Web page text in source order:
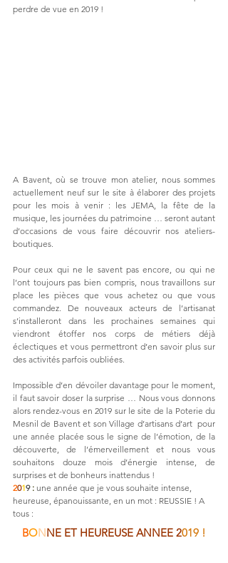
perdre de vue en 2019 !
A Bavent, où se trouve mon atelier, nous sommes
actuellement neuf sur le site à élaborer des projets
pour les mois à venir : les JEMA, la fête de la
musique, les journées du patrimoine … seront autant
d’occasions de vous faire découvrir nos ateliers-
boutiques.
Pour ceux qui ne le savent pas encore, ou qui ne
l’ont toujours pas bien compris, nous travaillons sur
place les pièces que vous achetez ou que vous
commandez. De nouveaux acteurs de l’artisanat
s’installeront dans les prochaines semaines qui
viendront étoffer nos corps de métiers déjà
éclectiques et vous permettront d’en savoir plus sur
des activités parfois oubliées.
Impossible d’en dévoiler davantage pour le moment,
il faut savoir doser la surprise … Nous vous donnons
alors rendez-vous en 2019 sur le site de la Poterie du
Mesnil de Bavent et son Village d’artisans d’art  pour
une année placée sous le signe de l’émotion, de la
découverte, de l’émerveillement et nous vous
souhaitons douze mois d’énergie intense, de
surprises et de bonheurs inattendus !
2019 : une année que je vous souhaite intense,
heureuse, épanouissante, en un mot : REUSSIE ! A
tous :
BONNE ET HEUREUSE ANNEE 2019 !